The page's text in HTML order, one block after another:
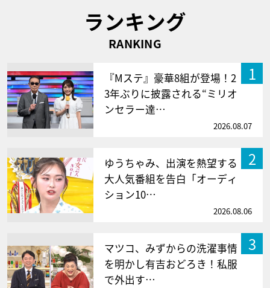
ランキング
RANKING
1
『Mステ』豪華8組が登場！2
3年ぶりに披露される“ミリオ
ンセラー達…
2026.08.07
2
ゆうちゃみ、出演を熱望する
大人気番組を告白「オーディ
ション10…
2026.08.06
3
マツコ、みずからの洗濯事情
を明かし有吉おどろき！私服
で外出す…